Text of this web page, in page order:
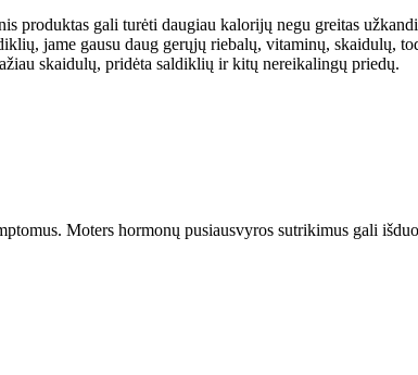
produktas gali turėti daugiau kalorijų negu greitas
jame gausu daug gerųjų riebalų, vitaminų, skaidulų,
skaidulų, pridėta saldiklių ir kitų nereikalingų priedų.
Moters hormonų pusiausvyros sutrikimus gali